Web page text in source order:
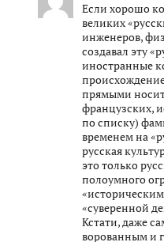
Если хорошо
великих
инженеров,
создавал эту
иностранные
прямыми
французских,
по списку)
временем на
русская
это только
полоумного
«суверенной
Кстати, даже
ворованным и